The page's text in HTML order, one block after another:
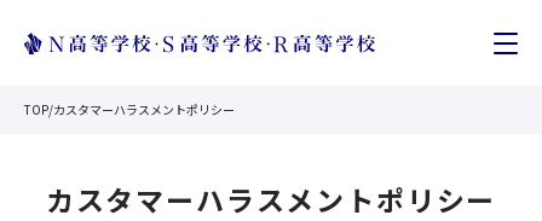
TOP/カスタマーハラスメントポリシー
カスタマーハラスメントポリシー